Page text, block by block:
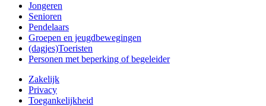
Jongeren
Senioren
Pendelaars
Groepen en jeugdbewegingen
(dagjes)Toeristen
Personen met beperking of begeleider
Zakelijk
Privacy
Toegankelijkheid